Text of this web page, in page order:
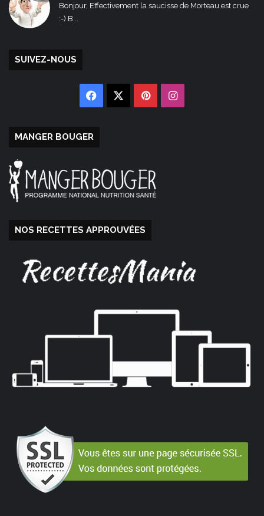
Bonjour, Effectivement la saucisse de Morteau est crue
:-) B...
SUIVEZ-NOUS
Facebook PinterestInstagram
MANGER BOUGER
NOS RECETTES APPROUVÉES